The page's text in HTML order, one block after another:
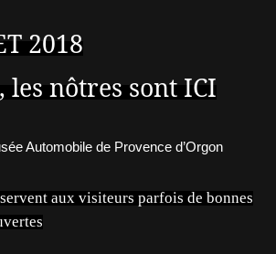
2018
les nôtres sont ICI
aux visiteurs parfois de bonnes